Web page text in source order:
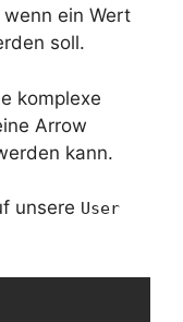
ein Wert
soll.
komplexe
Arrow
kann.
unsere User